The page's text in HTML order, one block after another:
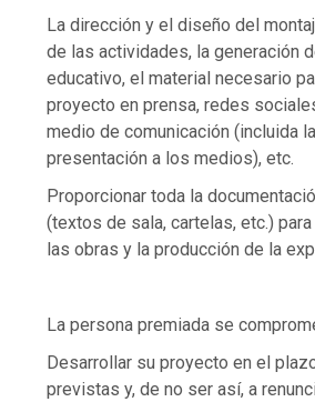
La dirección y el diseño del
de las actividades, la generación
educativo, el material necesario
proyecto en prensa, redes
medio de comunicación (incluida
presentación a los medios), etc.
Proporcionar toda la
(textos de sala, cartelas, etc.)
las obras y la producción de la
La persona premiada se
Desarrollar su proyecto en el
previstas y, de no ser así, a